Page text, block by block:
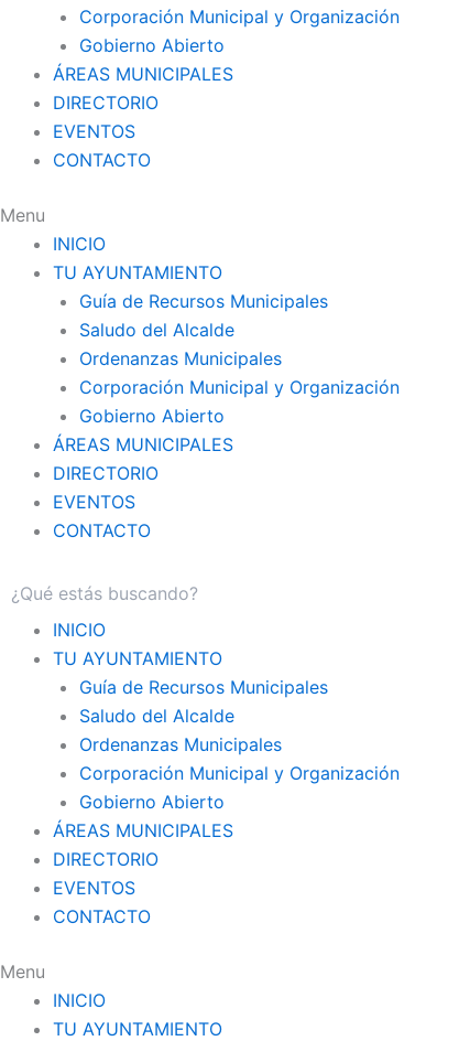
Corporación Municipal y Organización
Gobierno Abierto
ÁREAS MUNICIPALES
DIRECTORIO
EVENTOS
CONTACTO
Menu
INICIO
TU AYUNTAMIENTO
Guía de Recursos Municipales
Saludo del Alcalde
Ordenanzas Municipales
Corporación Municipal y Organización
Gobierno Abierto
ÁREAS MUNICIPALES
DIRECTORIO
EVENTOS
CONTACTO
INICIO
TU AYUNTAMIENTO
Guía de Recursos Municipales
Saludo del Alcalde
Ordenanzas Municipales
Corporación Municipal y Organización
Gobierno Abierto
ÁREAS MUNICIPALES
DIRECTORIO
EVENTOS
CONTACTO
Menu
INICIO
TU AYUNTAMIENTO